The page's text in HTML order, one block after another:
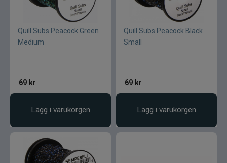
Quill Subs Peacock Green
Medium
69 kr
Lägg i varukorgen
Quill Subs Peacock Black
Small
69 kr
Lägg i varukorgen